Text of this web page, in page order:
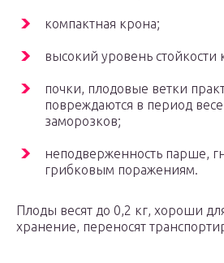
компактная крона;
высокий уровень
почки, плодовые ветки
повреждаются в период
заморозков;
неподверженность парше,
грибковым поражениям.
Плоды весят до 0,2 кг, хороши
хранение, переносят